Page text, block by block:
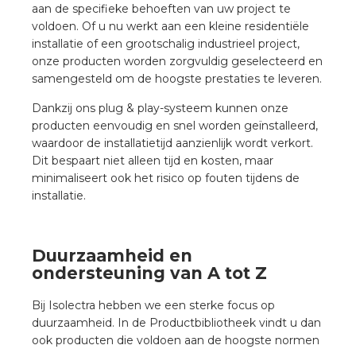
aan de specifieke behoeften van uw project te
voldoen. Of u nu werkt aan een kleine residentiële
installatie of een grootschalig industrieel project,
onze producten worden zorgvuldig geselecteerd en
samengesteld om de hoogste prestaties te leveren.
Dankzij ons plug & play-systeem kunnen onze
producten eenvoudig en snel worden geïnstalleerd,
waardoor de installatietijd aanzienlijk wordt verkort.
Dit bespaart niet alleen tijd en kosten, maar
minimaliseert ook het risico op fouten tijdens de
installatie.
Duurzaamheid en
ondersteuning van A tot Z
Bij Isolectra hebben we een sterke focus op
duurzaamheid. In de Productbibliotheek vindt u dan
ook producten die voldoen aan de hoogste normen